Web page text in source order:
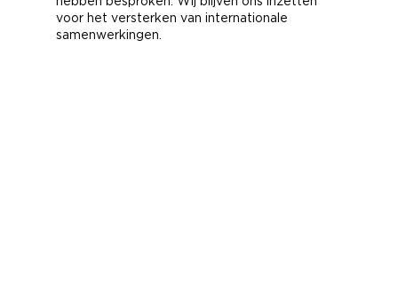
voor het versterken van internationale
samenwerkingen.